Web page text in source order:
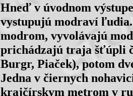
Hneď v úvodnom
vystupujú modraví
modrom, vyvolávajú
prichádzajú traja šťúpli
Burgr, Piaček), potom
Jedna v čiernych
krajčírskym metrom v